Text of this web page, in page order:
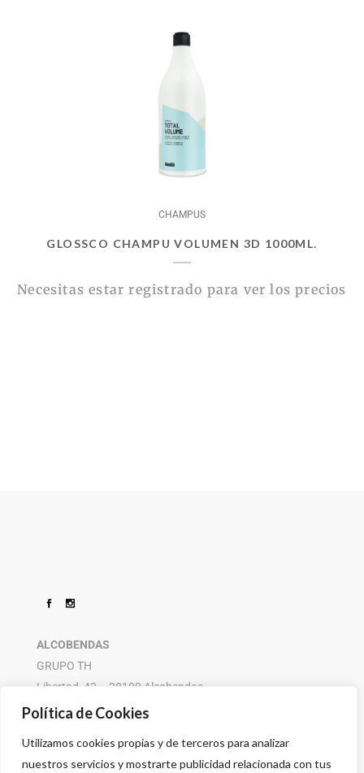
Política de Cookies
Utilizamos cookies propias y de terceros para analizar
nuestros servicios y mostrarte publicidad relacionada con tus
CHAMPUS
GLOSSCO CHAMPU VOLUMEN 3D 1000ML.
Necesitas estar registrado para ver los precios
ALCOBENDAS
GRUPO TH
Libertad, 42 – 28100 Alcobendas
916 614 580 – 608 505 532